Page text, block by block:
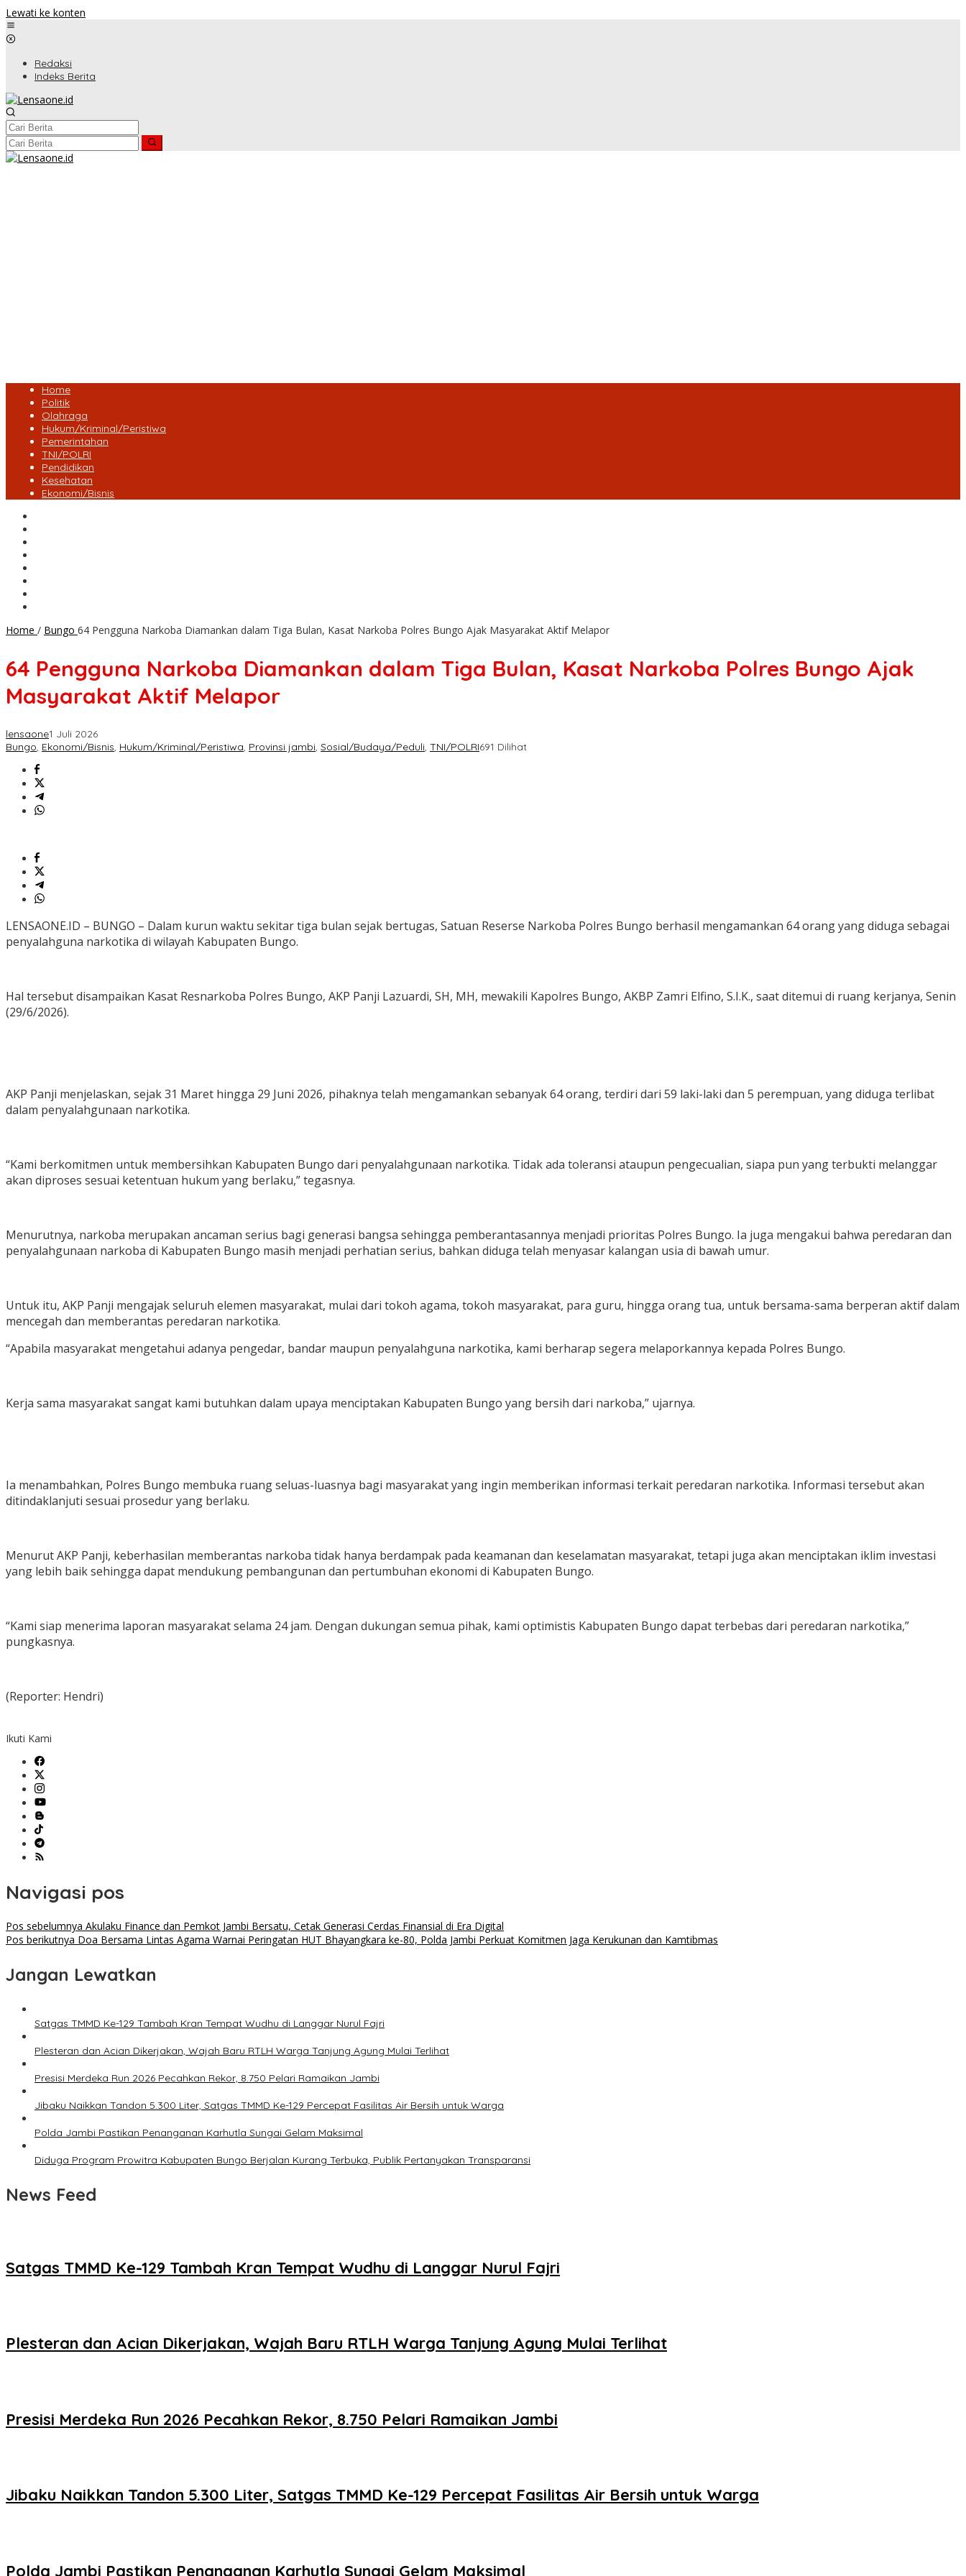
Lewati ke konten
Redaksi
Indeks Berita
Home
Politik
Olahraga
Hukum/Kriminal/Peristiwa
Pemerintahan
TNI/POLRI
Pendidikan
Kesehatan
Ekonomi/Bisnis
Home / Bungo 64 Pengguna Narkoba Diamankan dalam Tiga Bulan, Kasat Narkoba Polres Bungo Ajak Masyarakat Aktif Melapor
64 Pengguna Narkoba Diamankan dalam Tiga Bulan, Kasat Narkoba Polres Bungo Ajak
Masyarakat Aktif Melapor
lensaone1 Juli 2026
Bungo, Ekonomi/Bisnis, Hukum/Kriminal/Peristiwa, Provinsi jambi, Sosial/Budaya/Peduli, TNI/POLRI691 Dilihat
LENSAONE.ID – BUNGO – Dalam kurun waktu sekitar tiga bulan sejak bertugas, Satuan Reserse Narkoba Polres Bungo berhasil mengamankan 64 orang yang diduga sebagai
penyalahguna narkotika di wilayah Kabupaten Bungo.
Hal tersebut disampaikan Kasat Resnarkoba Polres Bungo, AKP Panji Lazuardi, SH, MH, mewakili Kapolres Bungo, AKBP Zamri Elfino, S.I.K., saat ditemui di ruang kerjanya, Senin
(29/6/2026).
AKP Panji menjelaskan, sejak 31 Maret hingga 29 Juni 2026, pihaknya telah mengamankan sebanyak 64 orang, terdiri dari 59 laki-laki dan 5 perempuan, yang diduga terlibat
dalam penyalahgunaan narkotika.
“Kami berkomitmen untuk membersihkan Kabupaten Bungo dari penyalahgunaan narkotika. Tidak ada toleransi ataupun pengecualian, siapa pun yang terbukti melanggar
akan diproses sesuai ketentuan hukum yang berlaku,” tegasnya.
Menurutnya, narkoba merupakan ancaman serius bagi generasi bangsa sehingga pemberantasannya menjadi prioritas Polres Bungo. Ia juga mengakui bahwa peredaran dan
penyalahgunaan narkoba di Kabupaten Bungo masih menjadi perhatian serius, bahkan diduga telah menyasar kalangan usia di bawah umur.
Untuk itu, AKP Panji mengajak seluruh elemen masyarakat, mulai dari tokoh agama, tokoh masyarakat, para guru, hingga orang tua, untuk bersama-sama berperan aktif dalam
mencegah dan memberantas peredaran narkotika.
“Apabila masyarakat mengetahui adanya pengedar, bandar maupun penyalahguna narkotika, kami berharap segera melaporkannya kepada Polres Bungo.
Kerja sama masyarakat sangat kami butuhkan dalam upaya menciptakan Kabupaten Bungo yang bersih dari narkoba,” ujarnya.
Ia menambahkan, Polres Bungo membuka ruang seluas-luasnya bagi masyarakat yang ingin memberikan informasi terkait peredaran narkotika. Informasi tersebut akan
ditindaklanjuti sesuai prosedur yang berlaku.
Menurut AKP Panji, keberhasilan memberantas narkoba tidak hanya berdampak pada keamanan dan keselamatan masyarakat, tetapi juga akan menciptakan iklim investasi
yang lebih baik sehingga dapat mendukung pembangunan dan pertumbuhan ekonomi di Kabupaten Bungo.
“Kami siap menerima laporan masyarakat selama 24 jam. Dengan dukungan semua pihak, kami optimistis Kabupaten Bungo dapat terbebas dari peredaran narkotika,”
pungkasnya.
(Reporter: Hendri)
Ikuti Kami
Navigasi pos
Pos sebelumnya Akulaku Finance dan Pemkot Jambi Bersatu, Cetak Generasi Cerdas Finansial di Era Digital
Pos berikutnya Doa Bersama Lintas Agama Warnai Peringatan HUT Bhayangkara ke-80, Polda Jambi Perkuat Komitmen Jaga Kerukunan dan Kamtibmas
Jangan Lewatkan
Satgas TMMD Ke-129 Tambah Kran Tempat Wudhu di Langgar Nurul Fajri
Plesteran dan Acian Dikerjakan, Wajah Baru RTLH Warga Tanjung Agung Mulai Terlihat
Presisi Merdeka Run 2026 Pecahkan Rekor, 8.750 Pelari Ramaikan Jambi
Jibaku Naikkan Tandon 5.300 Liter, Satgas TMMD Ke-129 Percepat Fasilitas Air Bersih untuk Warga
Polda Jambi Pastikan Penanganan Karhutla Sungai Gelam Maksimal
Diduga Program Prowitra Kabupaten Bungo Berjalan Kurang Terbuka, Publik Pertanyakan Transparansi
News Feed
Satgas TMMD Ke-129 Tambah Kran Tempat Wudhu di Langgar Nurul Fajri
Plesteran dan Acian Dikerjakan, Wajah Baru RTLH Warga Tanjung Agung Mulai Terlihat
Presisi Merdeka Run 2026 Pecahkan Rekor, 8.750 Pelari Ramaikan Jambi
Jibaku Naikkan Tandon 5.300 Liter, Satgas TMMD Ke-129 Percepat Fasilitas Air Bersih untuk Warga
Polda Jambi Pastikan Penanganan Karhutla Sungai Gelam Maksimal